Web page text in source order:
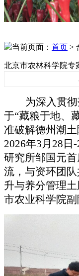
当前页面： 首页 >
北京市农林科学院专
为深入贯
于“藏粮于地、
准破解德州潮
2026年3月28日
研究所邹国元首
流，与资环团
升与养分管理
市农业科学院